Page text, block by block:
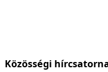
Közösségi